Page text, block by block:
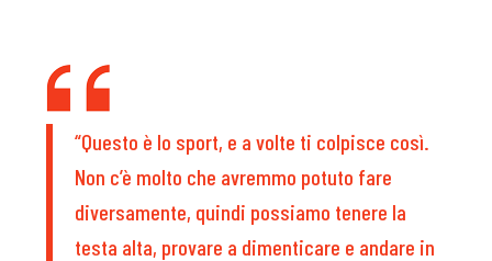
“Questo è lo sport, e a volte ti colpisce così.
Non c’è molto che avremmo potuto fare
diversamente, quindi possiamo tenere la
testa alta, provare a dimenticare e andare in